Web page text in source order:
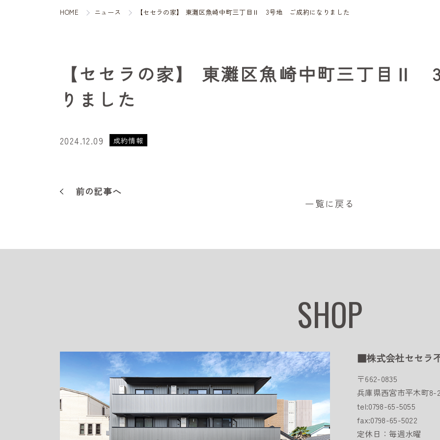
HOME ニュース 【セセラの家】 東灘区魚崎中町三丁目Ⅱ 3号地 ご成約になりました
【セセラの家】 東灘区魚崎中町三丁目Ⅱ
りました
2024.12.09 成約情報
前の記事へ
一覧に戻る
SHOP
■株式会社セセラ
〒662-0835
兵庫県西宮市平木町8-
tel:0798-65-5055
fax:0798-65-5022
定休日：毎週水曜